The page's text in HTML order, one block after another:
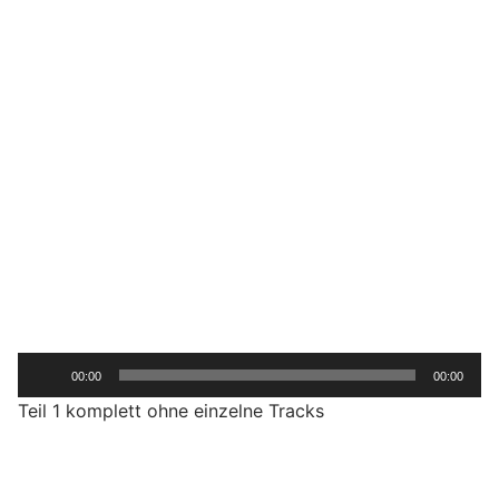
u
d
00:00 00:00
Teil 1 komplett ohne einzelne Tracks